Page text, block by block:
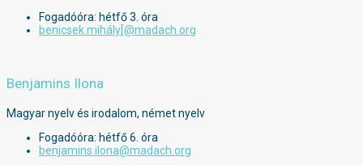
Fogadóóra: hétfő 3. óra
benicsek.mihály[@madach.org
Benjamins Ilona
Magyar nyelv és irodalom, német nyelv
Fogadóóra: hétfő 6. óra
benjamins.ilona@madach.org